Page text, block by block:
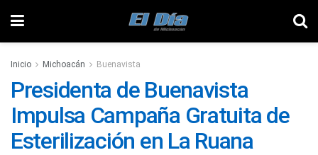
Inicio Michoacán Buenavista
Presidenta de Buenavista
Impulsa Campaña Gratuita de
Esterilización en La Ruana